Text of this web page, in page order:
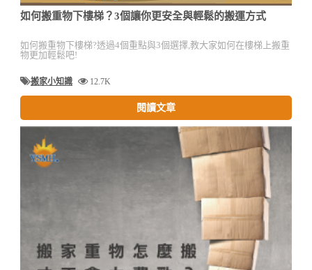
如何搬重物下樓梯？3個讓你更安全與輕鬆的搬運方式
如何搬重物下樓梯?透過4個重點與3個選擇,教大家如何在樓梯上搬重
物更加輕鬆吧!
搬家小知識 12.7K
閱讀文章